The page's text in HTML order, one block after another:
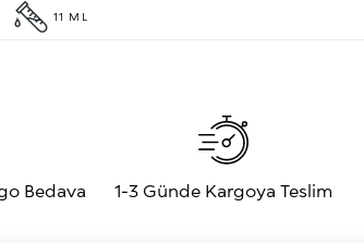
11 ML
Bedava 1-3 Günde Kargoya Teslim